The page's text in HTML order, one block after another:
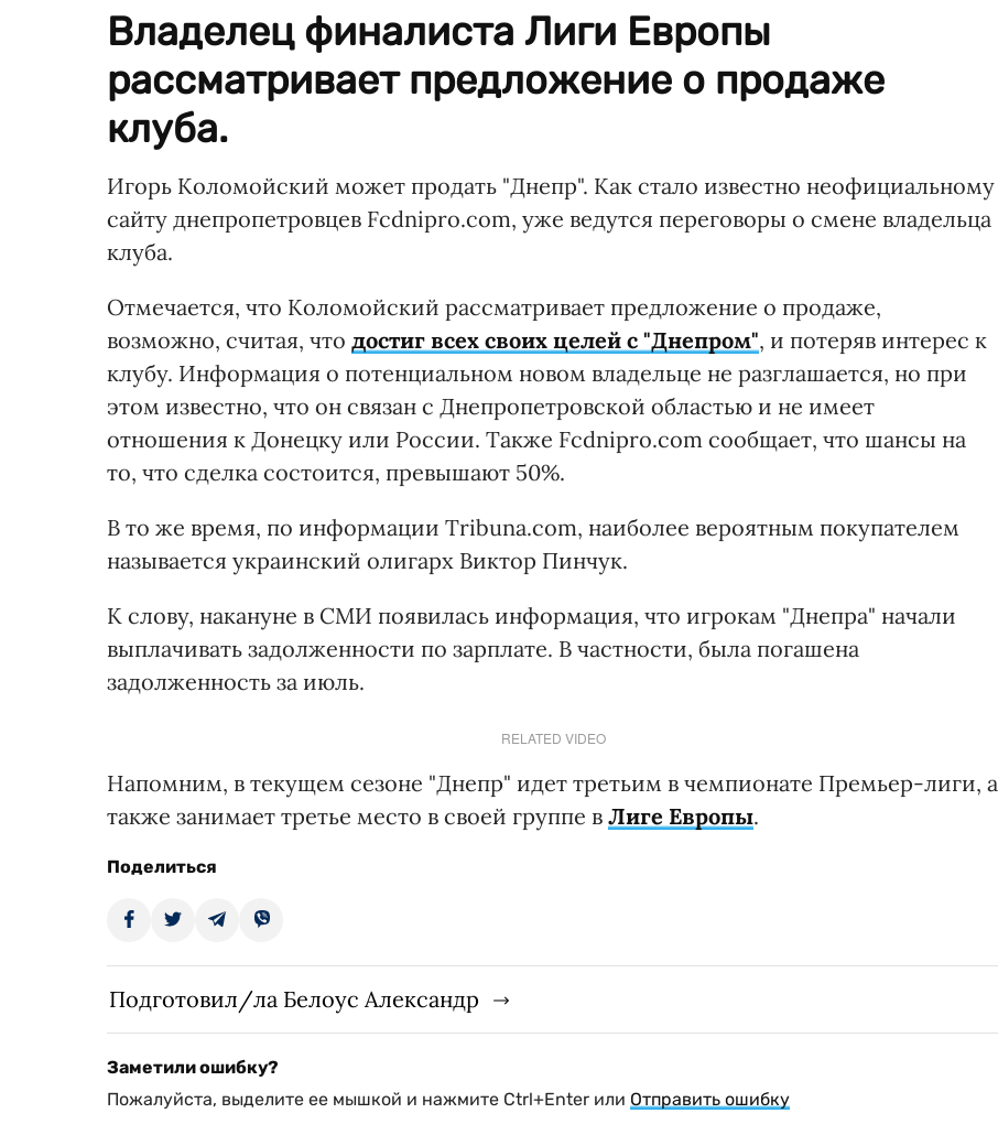
Владелец финалиста Лиги Европы
рассматривает предложение о продаже
клуба.
Игорь Коломойский может продать "Днепр". Как стало известно неофициальному
сайту днепропетровцев Fcdnipro.com, уже ведутся переговоры о смене владельца
клуба.
Отмечается, что Коломойский рассматривает предложение о продаже,
возможно, считая, что достиг всех своих целей с "Днепром", и потеряв интерес к
клубу. Информация о потенциальном новом владельце не разглашается, но при
этом известно, что он связан с Днепропетровской областью и не имеет
отношения к Донецку или России. Также Fcdnipro.com сообщает, что шансы на
то, что сделка состоится, превышают 50%.
В то же время, по информации Tribuna.com, наиболее вероятным покупателем
называется украинский олигарх Виктор Пинчук.
К слову, накануне в СМИ появилась информация, что игрокам "Днепра" начали
выплачивать задолженности по зарплате. В частности, была погашена
задолженность за июль.
RELATED VIDEO
Напомним, в текущем сезоне "Днепр" идет третьим в чемпионате Премьер-лиги, а
также занимает третье место в своей группе в Лиге Европы.
Поделиться
Подготовил/ла Белоус Александр
Заметили ошибку?
Пожалуйста, выделите ее мышкой и нажмите Ctrl+Enter или Отправить ошибку